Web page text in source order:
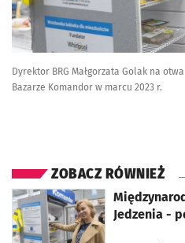
Dyrektor BRG Małgorzata Golak na
Bazarze Komandor w marcu 2023 r.
ZOBACZ RÓWNIEŻ
Jedzenia -
otworzy się w nowej karcie